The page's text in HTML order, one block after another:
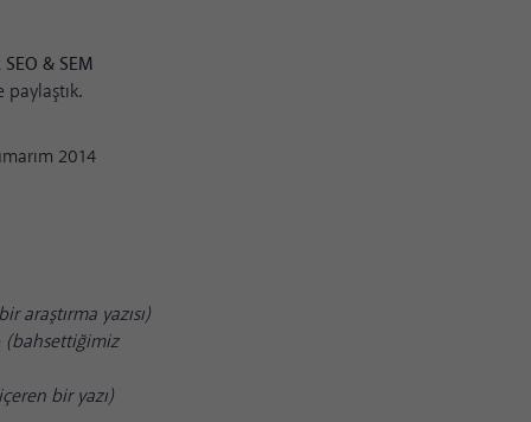
& SEM
paylaştık.
2014
araştırma yazısı)
(bahsettiğimiz
bir yazı)